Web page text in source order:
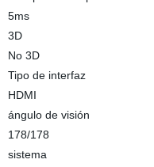
5ms
3D
No 3D
Tipo de interfaz
HDMI
ángulo de visión
178/178
sistema